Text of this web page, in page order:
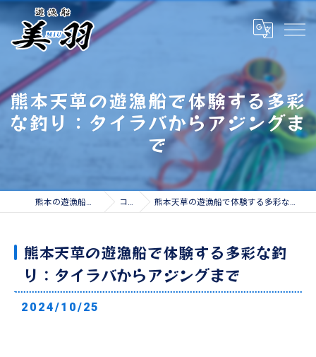
熊本天草の遊漁船で体験する多彩
な釣り：タイラバからアジングま
で
熊本の遊漁船なら遊漁船 美羽 コラム 熊本天草の遊漁船で体験する多彩な釣り：タイラバからアジングまで
熊本天草の遊漁船で体験する多彩な釣
り：タイラバからアジングまで
2024/10/25